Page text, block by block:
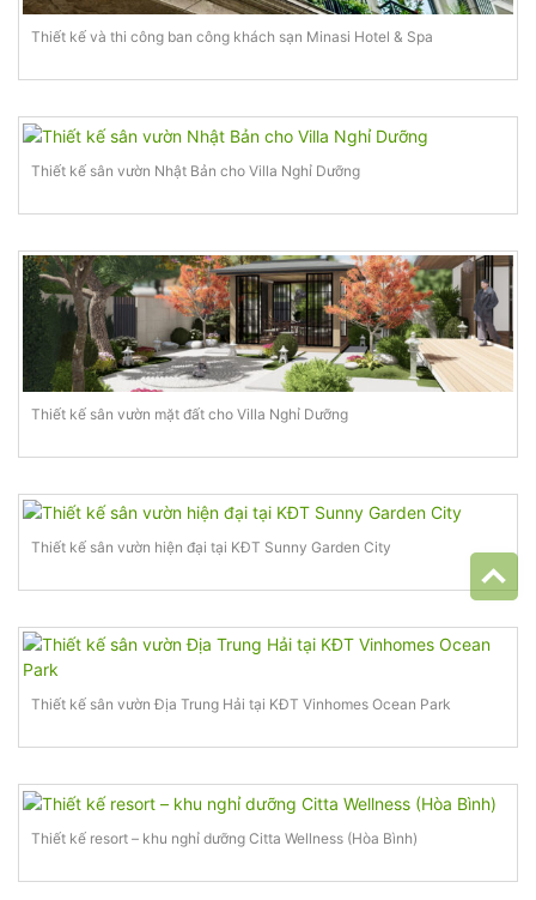
Thiết kế và thi công ban công khách sạn Minasi Hotel & Spa
Thiết kế sân vườn Nhật Bản cho Villa Nghỉ Dưỡng
Thiết kế sân vườn mặt đất cho Villa Nghỉ Dưỡng
Thiết kế sân vườn hiện đại tại KĐT Sunny Garden City
Thiết kế sân vườn Địa Trung Hải tại KĐT Vinhomes Ocean Park
Thiết kế resort – khu nghỉ dưỡng Citta Wellness (Hòa Bình)